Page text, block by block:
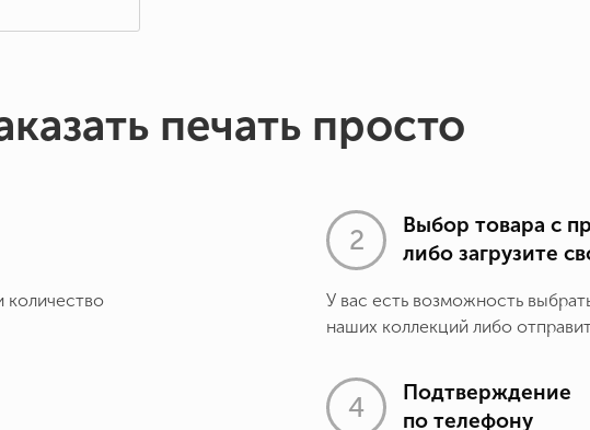
печать просто
количество
Выбор товара с
либо загрузите
У вас есть возможность
наших коллекций либо
Подтверждение
по телефону